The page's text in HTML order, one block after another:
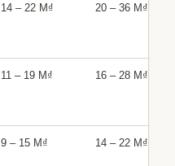
14 – 22 M₫ 20 – 36 M₫
11 – 19 M₫ 16 – 28 M₫
9 – 15 M₫ 14 – 22 M₫